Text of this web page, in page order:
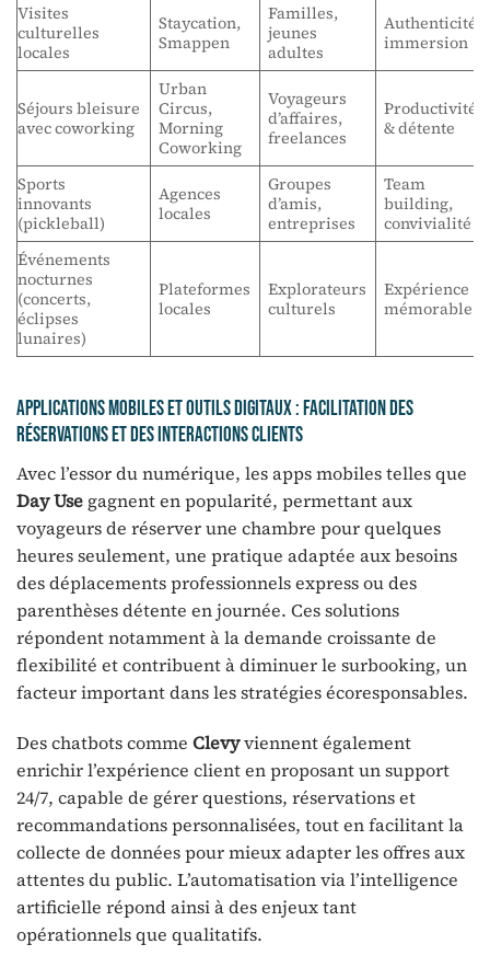
Visites
culturelles
locales
Staycation,
Smappen
Familles,
jeunes
adultes
Authenticité,
immersion
Séjours bleisure
avec coworking
Urban
Circus,
Morning
Coworking
Voyageurs
d’affaires,
freelances
Productivité
& détente
Sports
innovants
(pickleball)
Agences
locales
Groupes
d’amis,
entreprises
Team
building,
convivialité
Événements
nocturnes
(concerts,
éclipses
lunaires)
Plateformes
locales
Explorateurs
culturels
Expérience
mémorable
Applications mobiles et outils digitaux : facilitation des
réservations et des interactions clients
Avec l’essor du numérique, les apps mobiles telles que
Day Use gagnent en popularité, permettant aux
voyageurs de réserver une chambre pour quelques
heures seulement, une pratique adaptée aux besoins
des déplacements professionnels express ou des
parenthèses détente en journée. Ces solutions
répondent notamment à la demande croissante de
flexibilité et contribuent à diminuer le surbooking, un
facteur important dans les stratégies écoresponsables.
Des chatbots comme Clevyviennent également
enrichir l’expérience client en proposant un support
24/7, capable de gérer questions, réservations et
recommandations personnalisées, tout en facilitant la
collecte de données pour mieux adapter les offres aux
attentes du public. L’automatisation via l’intelligence
artificielle répond ainsi à des enjeux tant
opérationnels que qualitatifs.